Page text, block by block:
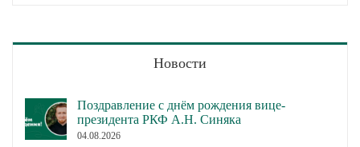
Новости
Поздравление с днём рождения вице-
президента РКФ А.Н. Синяка
04.08.2026